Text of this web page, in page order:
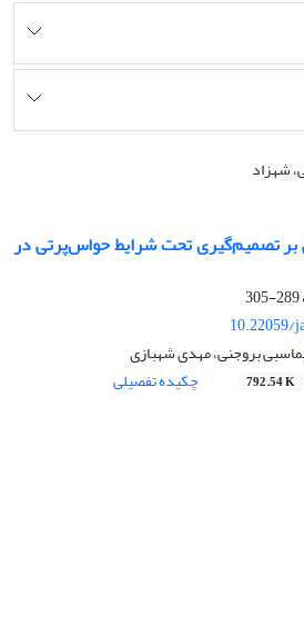
شهزاد
بر تصمیم‌گیری تحت شرایط حواس‌پرتی در
289-305
10.22059/
بروجنی، مهدی شهبازی
792.54 K چکیده تفصیلی